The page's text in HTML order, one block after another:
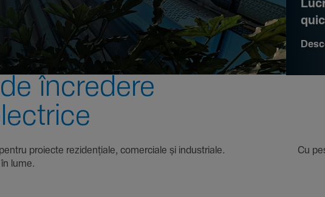
încre­dere
pentru proiecte rezi­den­țiale, comer­ciale și indus­triale. Cu peste
lume.